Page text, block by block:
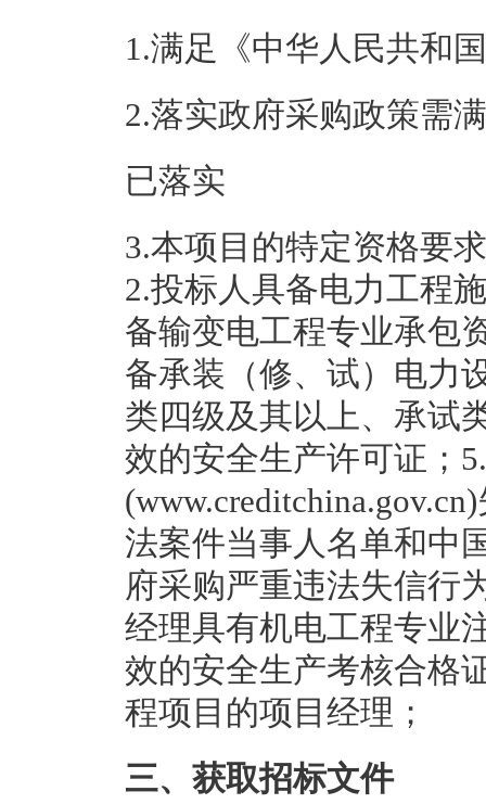
1.满足《中华人民共和
2.落实政府采购政策需
已落实
3.本项目的特定资格要
2.投标人具备电力工程
备输变电工程专业承包
备承装（修、试）电力
类四级及其以上、承试
效的安全生产许可证；
法案件当事人名单和中
府采购严重违法失信行
经理具有机电工程专业
效的安全生产考核合格
程项目的项目经理；
三、获取招标文件